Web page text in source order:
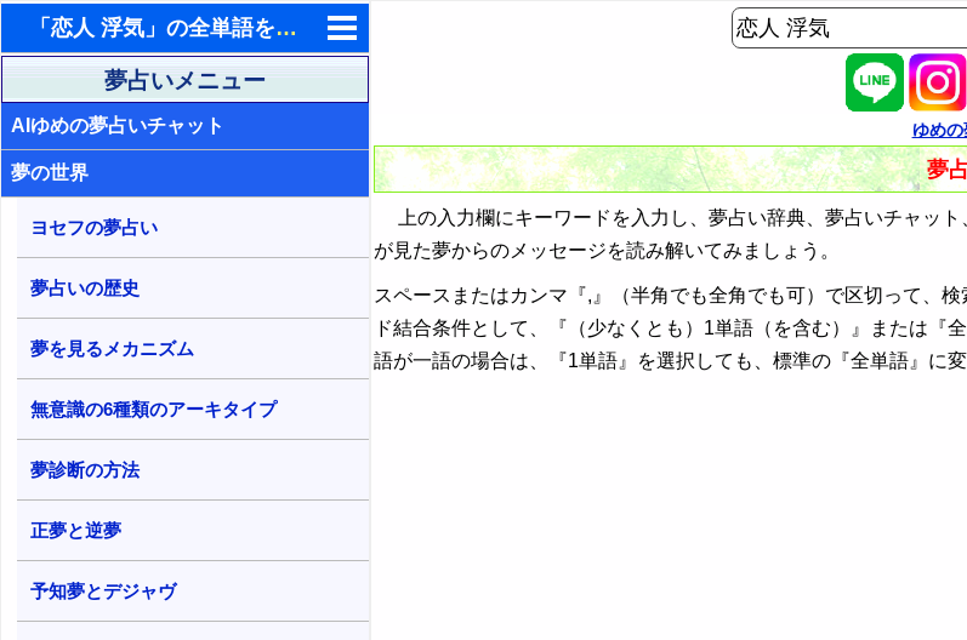
「恋人 浮気」の全単語を含む夢占い検索結果
東洋・西洋占星術
ホラリー占星術
手相占いで未来診断
タロットカードで無料占い
命名の姓名判断
飛星派風水で住宅開運
男と女の心理学と心理テスト
夢占いメニュー
AIゆめの夢占いチャット
夢の世界
ヨセフの夢占い
夢占いの歴史
夢を見るメカニズム
無意識の6種類のアーキタイプ
夢診断の方法
正夢と逆夢
予知夢とデジャヴ
ゆめ
夢
上の入力欄にキーワードを入力し、夢占い辞典、夢占いチャット
が見た夢からのメッセージを読み解いてみましょう。
スペースまたはカンマ『,』（半角でも全角でも可）で区切って、
ド結合条件として、『（少なくとも）1単語（を含む）』または『
語が一語の場合は、『1単語』を選択しても、標準の『全単語』に変